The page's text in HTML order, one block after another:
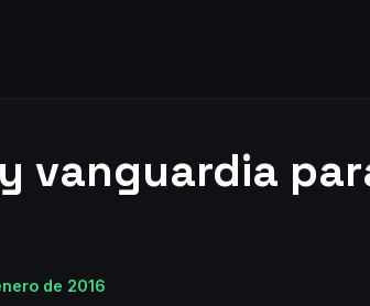
vanguardia
de 2016